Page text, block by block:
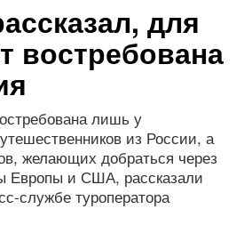
для
востребована
лишь у
из России, а
желающих добраться через
Европы и США, рассказали
службе туроператора